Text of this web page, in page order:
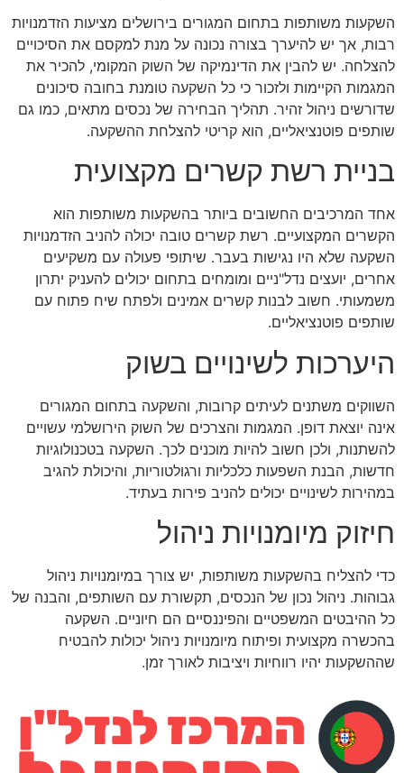
השקעות משותפות בתחום המגורים בירושלים מציעות הזדמנויות
רבות, אך יש להיערך בצורה נכונה על מנת למקסם את הסיכויים
להצלחה. יש להבין את הדינמיקה של השוק המקומי, להכיר את
המגמות הקיימות ולזכור כי כל השקעה טומנת בחובה סיכונים
שדורשים ניהול זהיר. תהליך הבחירה של נכסים מתאים, כמו גם
שותפים פוטנציאליים, הוא קריטי להצלחת ההשקעה.
בניית רשת קשרים מקצועית
אחד המרכיבים החשובים ביותר בהשקעות משותפות הוא
הקשרים המקצועיים. רשת קשרים טובה יכולה להניב הזדמנויות
השקעה שלא היו נגישות בעבר. שיתופי פעולה עם משקיעים
אחרים, יועצים נדל"ניים ומומחים בתחום יכולים להעניק יתרון
משמעותי. חשוב לבנות קשרים אמינים ולפתח שיח פתוח עם
שותפים פוטנציאליים.
היערכות לשינויים בשוק
השווקים משתנים לעיתים קרובות, והשקעה בתחום המגורים
אינה יוצאת דופן. המגמות והצרכים של השוק הירושלמי עשויים
להשתנות, ולכן חשוב להיות מוכנים לכך. השקעה בטכנולוגיות
חדשות, הבנת השפעות כלכליות ורגולטוריות, והיכולת להגיב
במהירות לשינויים יכולים להניב פירות בעתיד.
חיזוק מיומנויות ניהול
כדי להצליח בהשקעות משותפות, יש צורך במיומנויות ניהול
גבוהות. ניהול נכון של הנכסים, תקשורת עם השותפים, והבנה של
כל ההיבטים המשפטיים והפיננסיים הם חיוניים. השקעה
בהכשרה מקצועית ופיתוח מיומנויות ניהול יכולות להבטיח
שההשקעות יהיו רווחיות ויציבות לאורך זמן.